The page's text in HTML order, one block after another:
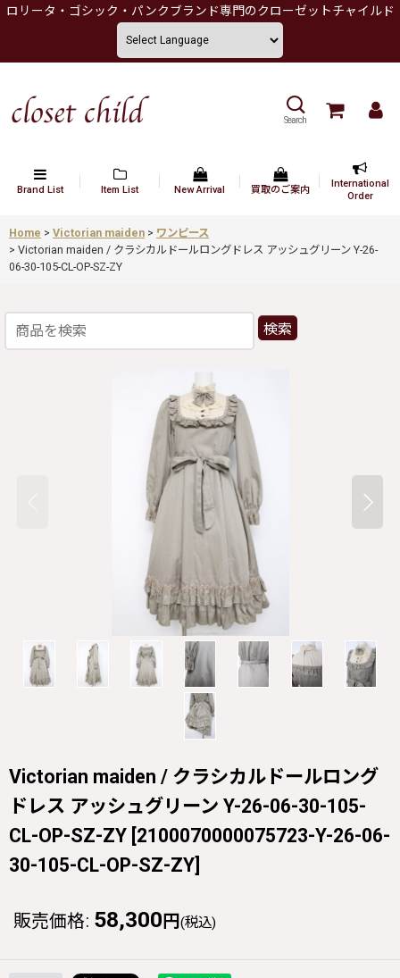
ロリータ・ゴシック・パンクブランド専門のクローゼットチャイルド
Search
Brand List Item List New Arrival 買取のご案内
International
Order
Home > Victorian maiden > ワンピース
> Victorian maiden / クラシカルドールロングドレス アッシュグリーン Y-26-
06-30-105-CL-OP-SZ-ZY
検索
Victorian maiden / クラシカルドールロング
ドレス アッシュグリーン Y-26-06-30-105-
CL-OP-SZ-ZY [2100070000075723-Y-26-06-
30-105-CL-OP-SZ-ZY]
販売価格: 58,300 円 (税込)